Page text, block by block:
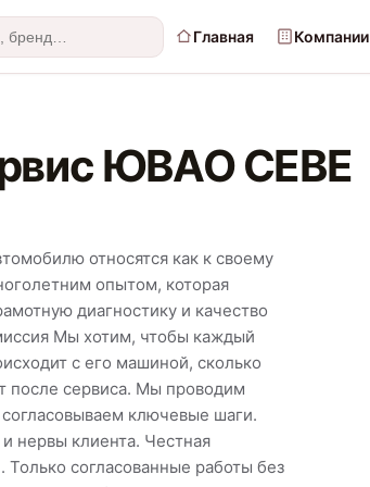
Главная Компании
ЮВАО CEBE
относятся как к своему
опытом, которая
диагностику и качество
Мы хотим, чтобы каждый
с его машиной, сколько
после сервиса. Мы проводим
ключевые шаги.
нервы клиента. Честная
согласованные работы без